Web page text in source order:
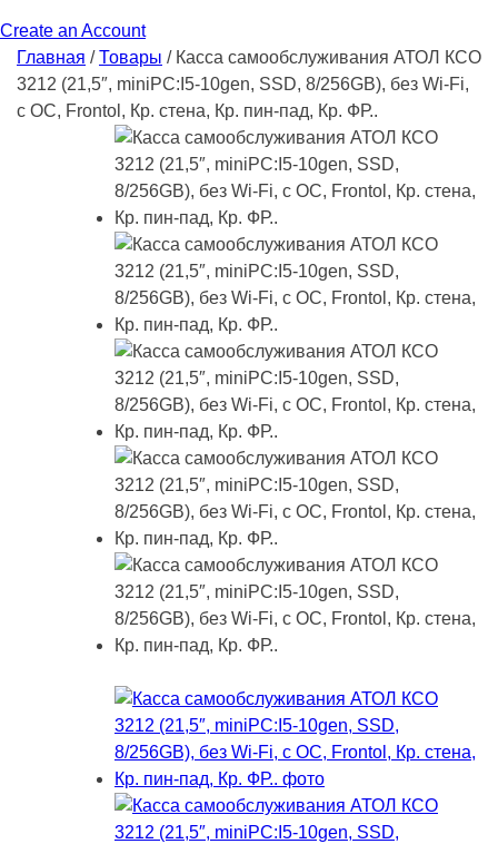
Create an Account
Главная /Товары / Касса самообслуживания АТОЛ КСО
3212 (21,5″, miniPC:I5-10gen, SSD, 8/256GB), без Wi-Fi,
с ОС, Frontol, Кр. стена, Кр. пин-пад, Кр. ФР..